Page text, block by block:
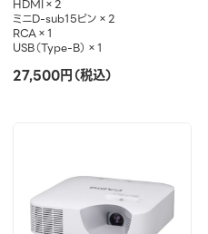
HDMI×2
ミニD-sub15ピン×2
RCA×1
USB（Type-B）×1
27,500円（税込）